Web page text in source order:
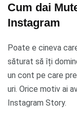
Cum dai
Instagram
Poate e cineva
săturat să îți
un cont pe care
uri. Orice motiv ai
Instagram Story.